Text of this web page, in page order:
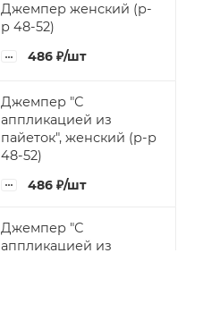
Джемпер женский (р-
р 48-52)
486 ₽/шт
Джемпер "С
аппликацией из
пайеток", женский (р-р
48-52)
486 ₽/шт
Джемпер "С
аппликацией из